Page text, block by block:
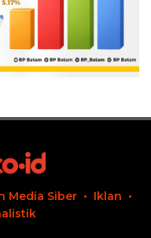
Media Siber
Iklan